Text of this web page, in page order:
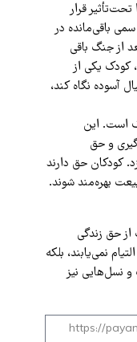
قرار
باقی‌مانده در
از جنگ باقی
کودک یکی از
آسوده نگاه کند،
است. این
و حق
کودکان حق دارند
بهره‌مند شوند.
حق زندگی
نمی‌یابند، بلکه
نسل‌هایی نیز